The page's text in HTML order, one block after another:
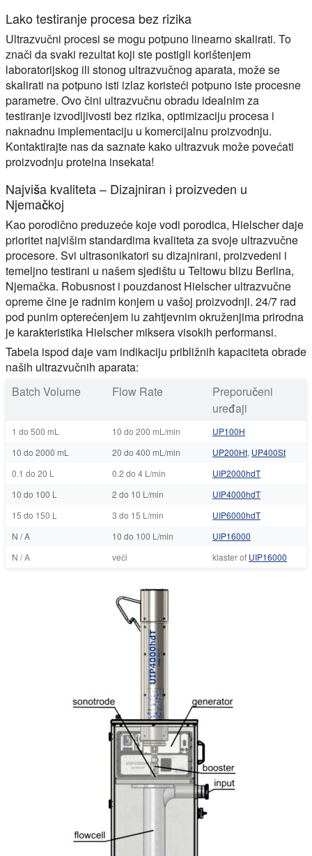
Lako testiranje procesa bez rizika
Ultrazvučni procesi se mogu potpuno linearno skalirati. To
znači da svaki rezultat koji ste postigli korištenjem
laboratorijskog ili stonog ultrazvučnog aparata, može se
skalirati na potpuno isti izlaz koristeći potpuno iste procesne
parametre. Ovo čini ultrazvučnu obradu idealnim za
testiranje izvodljivosti bez rizika, optimizaciju procesa i
naknadnu implementaciju u komercijalnu proizvodnju.
Kontaktirajte nas da saznate kako ultrazvuk može povećati
proizvodnju proteina insekata!
Najviša kvaliteta – Dizajniran i proizveden u
Njemačkoj
Kao porodično preduzeće koje vodi porodica, Hielscher daje
prioritet najvišim standardima kvaliteta za svoje ultrazvučne
procesore. Svi ultrasonikatori su dizajnirani, proizvedeni i
temeljno testirani u našem sjedištu u Teltowu blizu Berlina,
Njemačka. Robusnost i pouzdanost Hielscher ultrazvučne
opreme čine je radnim konjem u vašoj proizvodnji. 24/7 rad
pod punim opterećenjem iu zahtjevnim okruženjima prirodna
je karakteristika Hielscher miksera visokih performansi.
Tabela ispod daje vam indikaciju približnih kapaciteta obrade
naših ultrazvučnih aparata:
Batch Volume
Flow Rate
Preporučeni
uređaji
1 do 500 mL 10 do 200 mL/min
UP100H
10 do 2000 mL
20 do 400 mL/min UP200Ht, UP400St
0.1 do 20 L
0.2 do 4 L/min
UIP2000hdT
10 do 100 L
2 do 10 L/min
UIP4000hdT
15 do 150 L
3 do 15 L/min
UIP6000hdT
N / A
10 do 100 L/min
UIP16000
N / A
veći klaster of UIP16000